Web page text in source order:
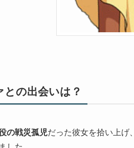
との出会いは？
の戦災孤児だった彼女を拾い上げ、